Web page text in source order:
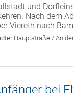
und
Nach dem
Viereth nach
Hauptstraße / An
bei